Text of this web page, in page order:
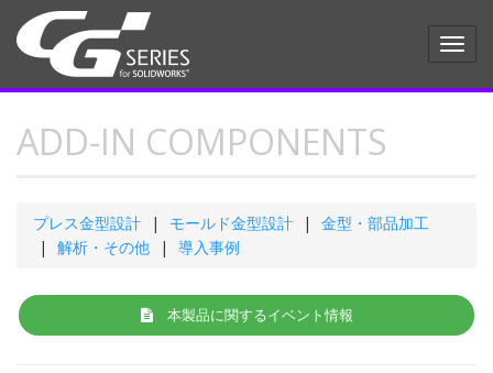
ADD-IN COMPONENTS
プレス金型設計 モールド金型設計
金型・部品加工
解析・その他
導入事例
本製品に関するイベント情報